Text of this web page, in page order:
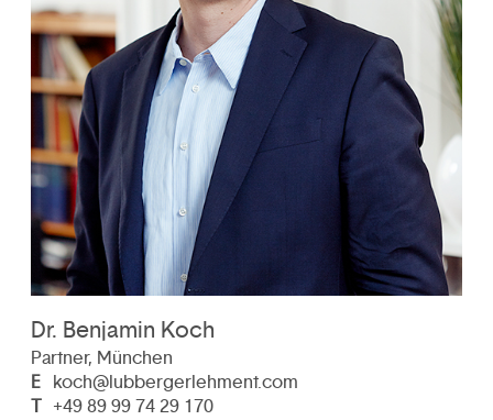
Dr. Benjamin Koch
Partner, München
E koch@lubbergerlehment.com
T +49 89 99 74 29 170